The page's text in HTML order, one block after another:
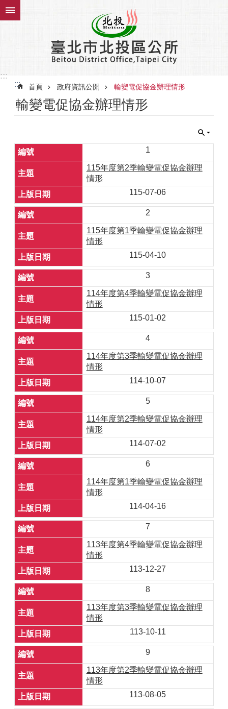
跳到主要內容區塊
:::
:::
首頁 政府資訊公開 輸變電促協金辦理情形
輸變電促協金辦理情形
1
115年度第2季輸變電促協金辦理
情形
115-07-06
2
115年度第1季輸變電促協金辦理
情形
115-04-10
3
114年度第4季輸變電促協金辦理
情形
115-01-02
4
114年度第3季輸變電促協金辦理
情形
114-10-07
5
114年度第2季輸變電促協金辦理
情形
114-07-02
6
114年度第1季輸變電促協金辦理
情形
114-04-16
7
113年度第4季輸變電促協金辦理
情形
113-12-27
8
113年度第3季輸變電促協金辦理
情形
113-10-11
9
113年度第2季輸變電促協金辦理
情形
113-08-05